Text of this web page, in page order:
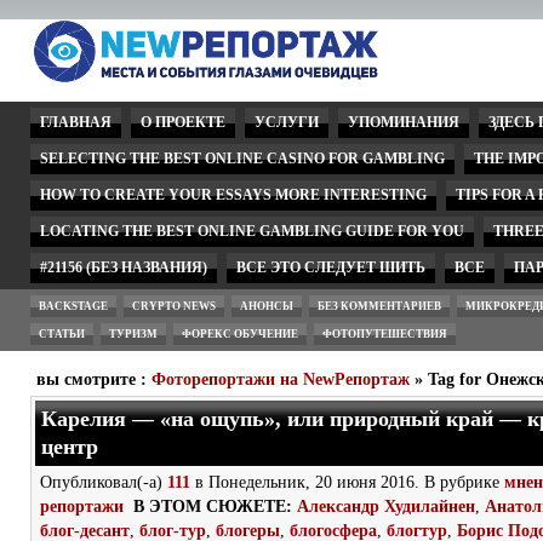
ГЛАВНАЯ О ПРОЕКТЕ УСЛУГИ УПОМИНАНИЯ
SELECTING THE BEST ONLINE CASINO FOR GAMBLING THE
HOW TO CREATE YOUR ESSAYS MORE INTERESTING TIPS FOR A
LOCATING THE BEST ONLINE GAMBLING GUIDE FOR YOU
#21156 (БЕЗ НАЗВАНИЯ) ВСЕ ЭТО СЛЕДУЕТ ШИТЬ ВСЕ
BACKSTAGE CRYPTO NEWS АНОНСЫ БЕЗ КОММЕНТАРИЕВ
СТАТЬИ ТУРИЗМ ФОРЕКС ОБУЧЕНИЕ ФОТОПУТЕШЕСТВИЯ
вы смотрите : Фоторепортажи на NewРепортаж » Tag for
Карелия — «на ощупь», или природный край —
центр
Опубликовал(-а) 111 в Понедельник, 20 июня 2016. В рубрике
репортажи В ЭТОМ СЮЖЕТЕ: Александр Худилайнен
блог-десант блог-тур блогеры блогосфера блогтур Борис